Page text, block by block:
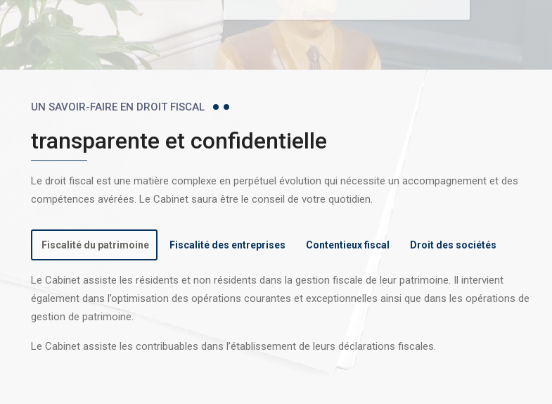
UN SAVOIR-FAIRE EN DROIT FISCAL
transparente et confidentielle
Le droit fiscal est une matière complexe en perpétuel évolution qui nécessite un accompagnement et des
compétences avérées. Le Cabinet saura être le conseil de votre quotidien.
Fiscalité du patrimoine Fiscalité des entreprises Contentieux fiscal Droit des sociétés
Le Cabinet assiste les résidents et non résidents dans la gestion fiscale de leur patrimoine. Il intervient
également dans l’optimisation des opérations courantes et exceptionnelles ainsi que dans les opérations de
gestion de patrimoine.
Le Cabinet assiste les contribuables dans l’établissement de leurs déclarations fiscales.